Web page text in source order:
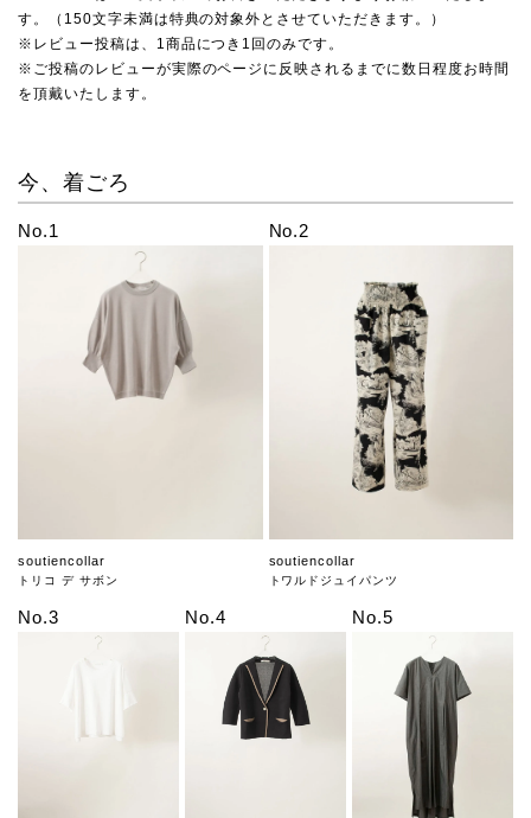
す。（150文字未満は特典の対象外とさせていただきます。）
※レビュー投稿は、1商品につき1回のみです。
※ご投稿のレビューが実際のページに反映されるまでに数日程度お時間
を頂戴いたします。
今、着ごろ
No.1
soutiencollar
トリコ デ サボン
No.2
soutiencollar
トワルドジュイパンツ
No.3 No.4 No.5